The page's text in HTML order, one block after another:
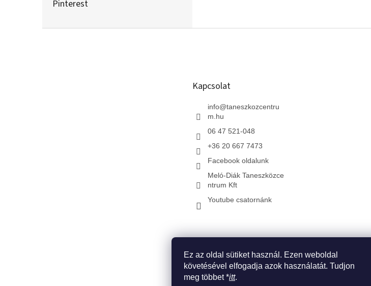
Ez az oldal sütiket használ. Ezen weboldal
követésével elfogadja azok használatát. Tudjon
meg többet *itt.
Pinterest
Kapcsolat
info@taneszkozcentru
m.hu
06 47 521-048
+36 20 667 7473
Facebook oldalunk
Meló-Diák Taneszközce
ntrum Kft
Youtube csatornánk
* Kezdőlap * Szlovákiai leányvállalatunk * Impresszum